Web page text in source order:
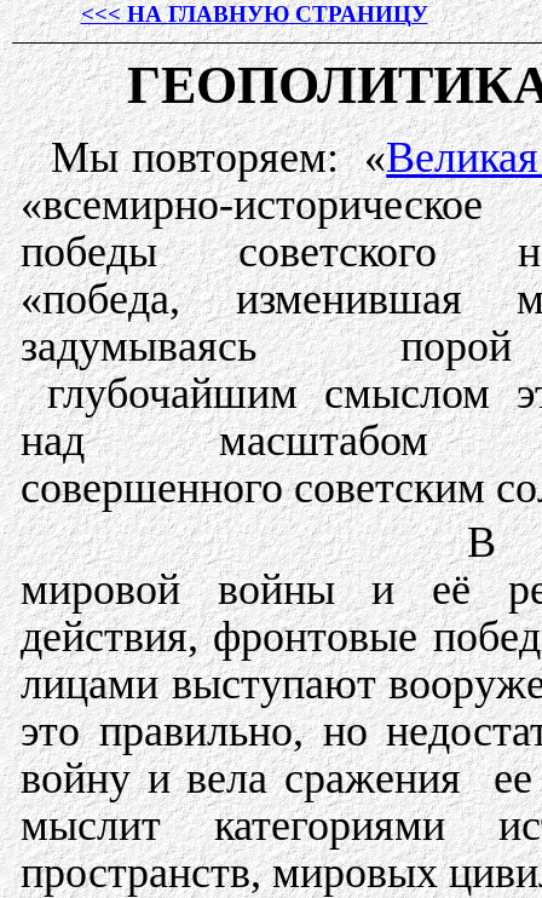
<<< НА ГЛАВНУЮ СТРАНИЦУ
Мы повторяем: «
«всемирно-историческое
победы советского
«победа, изменившая
задумываясь
глубочайшим смыслом
над масштабом
совершенного советским
В
мировой войны и её
действия, фронтовые
лицами выступают
это правильно, но
войну и вела сражения ее
мыслит категориями
пространств, мировых